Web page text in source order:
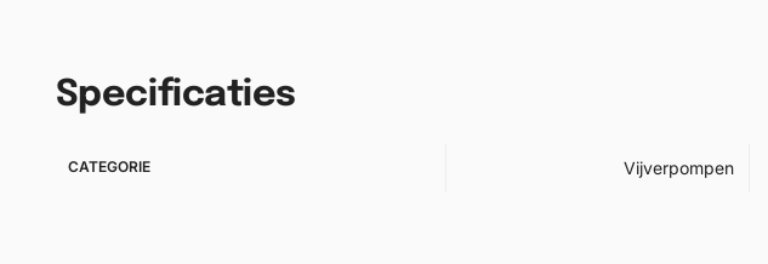
Specificaties
CATEGORIE Vijverpompen